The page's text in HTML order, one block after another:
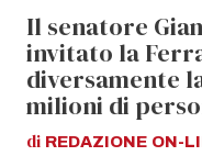
Il senatore
invitato la
diversamente
milioni di
di REDAZIONE ON-